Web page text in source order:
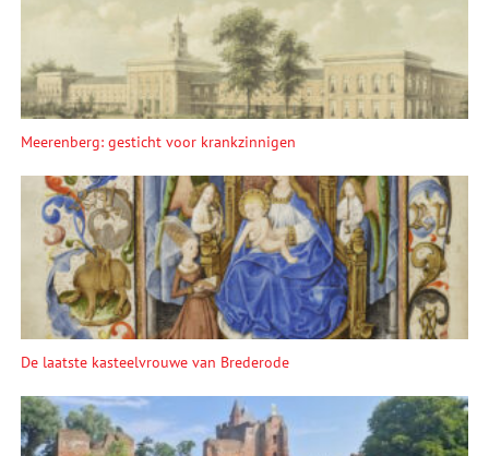
Meerenberg: gesticht voor krankzinnigen
De laatste kasteelvrouwe van Brederode